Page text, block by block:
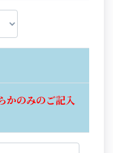
かのみのご記入